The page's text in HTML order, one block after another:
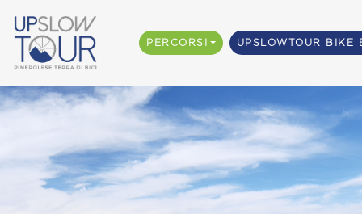
PERCORSI UPSLOWTOUR BIKE